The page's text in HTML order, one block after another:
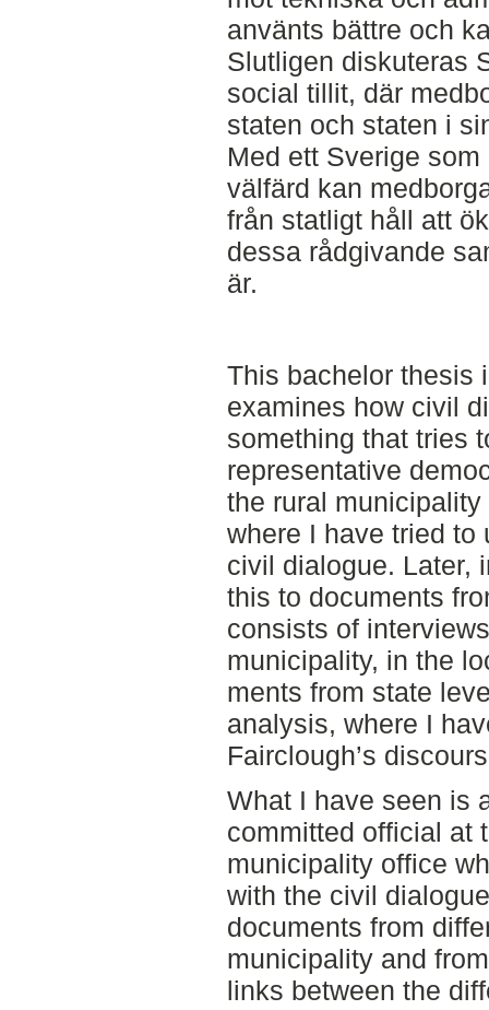
använts bättre och
Slutligen diskuteras
social tillit, där
staten och staten i
Med ett Sverige
välfärd kan
från statligt håll att
dessa rådgivande
är.
This bachelor thesis
examines how civil
something that tries
representative
the rural
where I have tried to
civil dialogue. Later,
this to documents
consists of
municipality, in the
ments from state
analysis, where I
Fairclough’s
What I have seen is
committed official at
municipality office
with the civil
documents from
municipality and
links between the